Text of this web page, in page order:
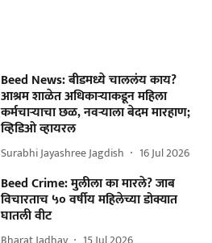
Beed News: बीडमध्ये चाललंय काय?
आश्रम शाळेत अधिकाऱ्याकडून महिला
कर्मचाऱ्याचा छळ, नवऱ्याला बेदम मारहाण;
व्हिडिओ व्हायरल
Surabhi Jayashree Jagdish 16 Jul 2026
Beed Crime: मुलीला का मारले? जाब
विचारताच ५० वर्षीय महिलेच्या डोक्यात
घातली वीट